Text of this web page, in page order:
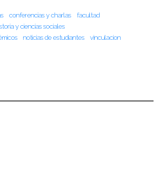
conferencias y charlas
facultad
y ciencias sociales
noticias de estudiantes
vinculacion